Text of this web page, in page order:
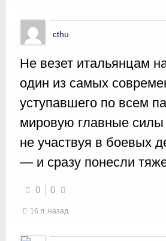
cthu
Не везет итальянцам
один из самых
уступавшего по всем
мировую главные силы
не участвуя в боевых
— и сразу понесли
0 0
16 л. назад